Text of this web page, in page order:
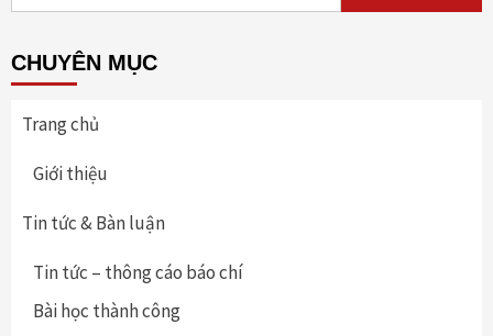
CHUYÊN MỤC
Trang chủ
Giới thiệu
Tin tức & Bàn luận
Tin tức – thông cáo báo chí
Bài học thành công